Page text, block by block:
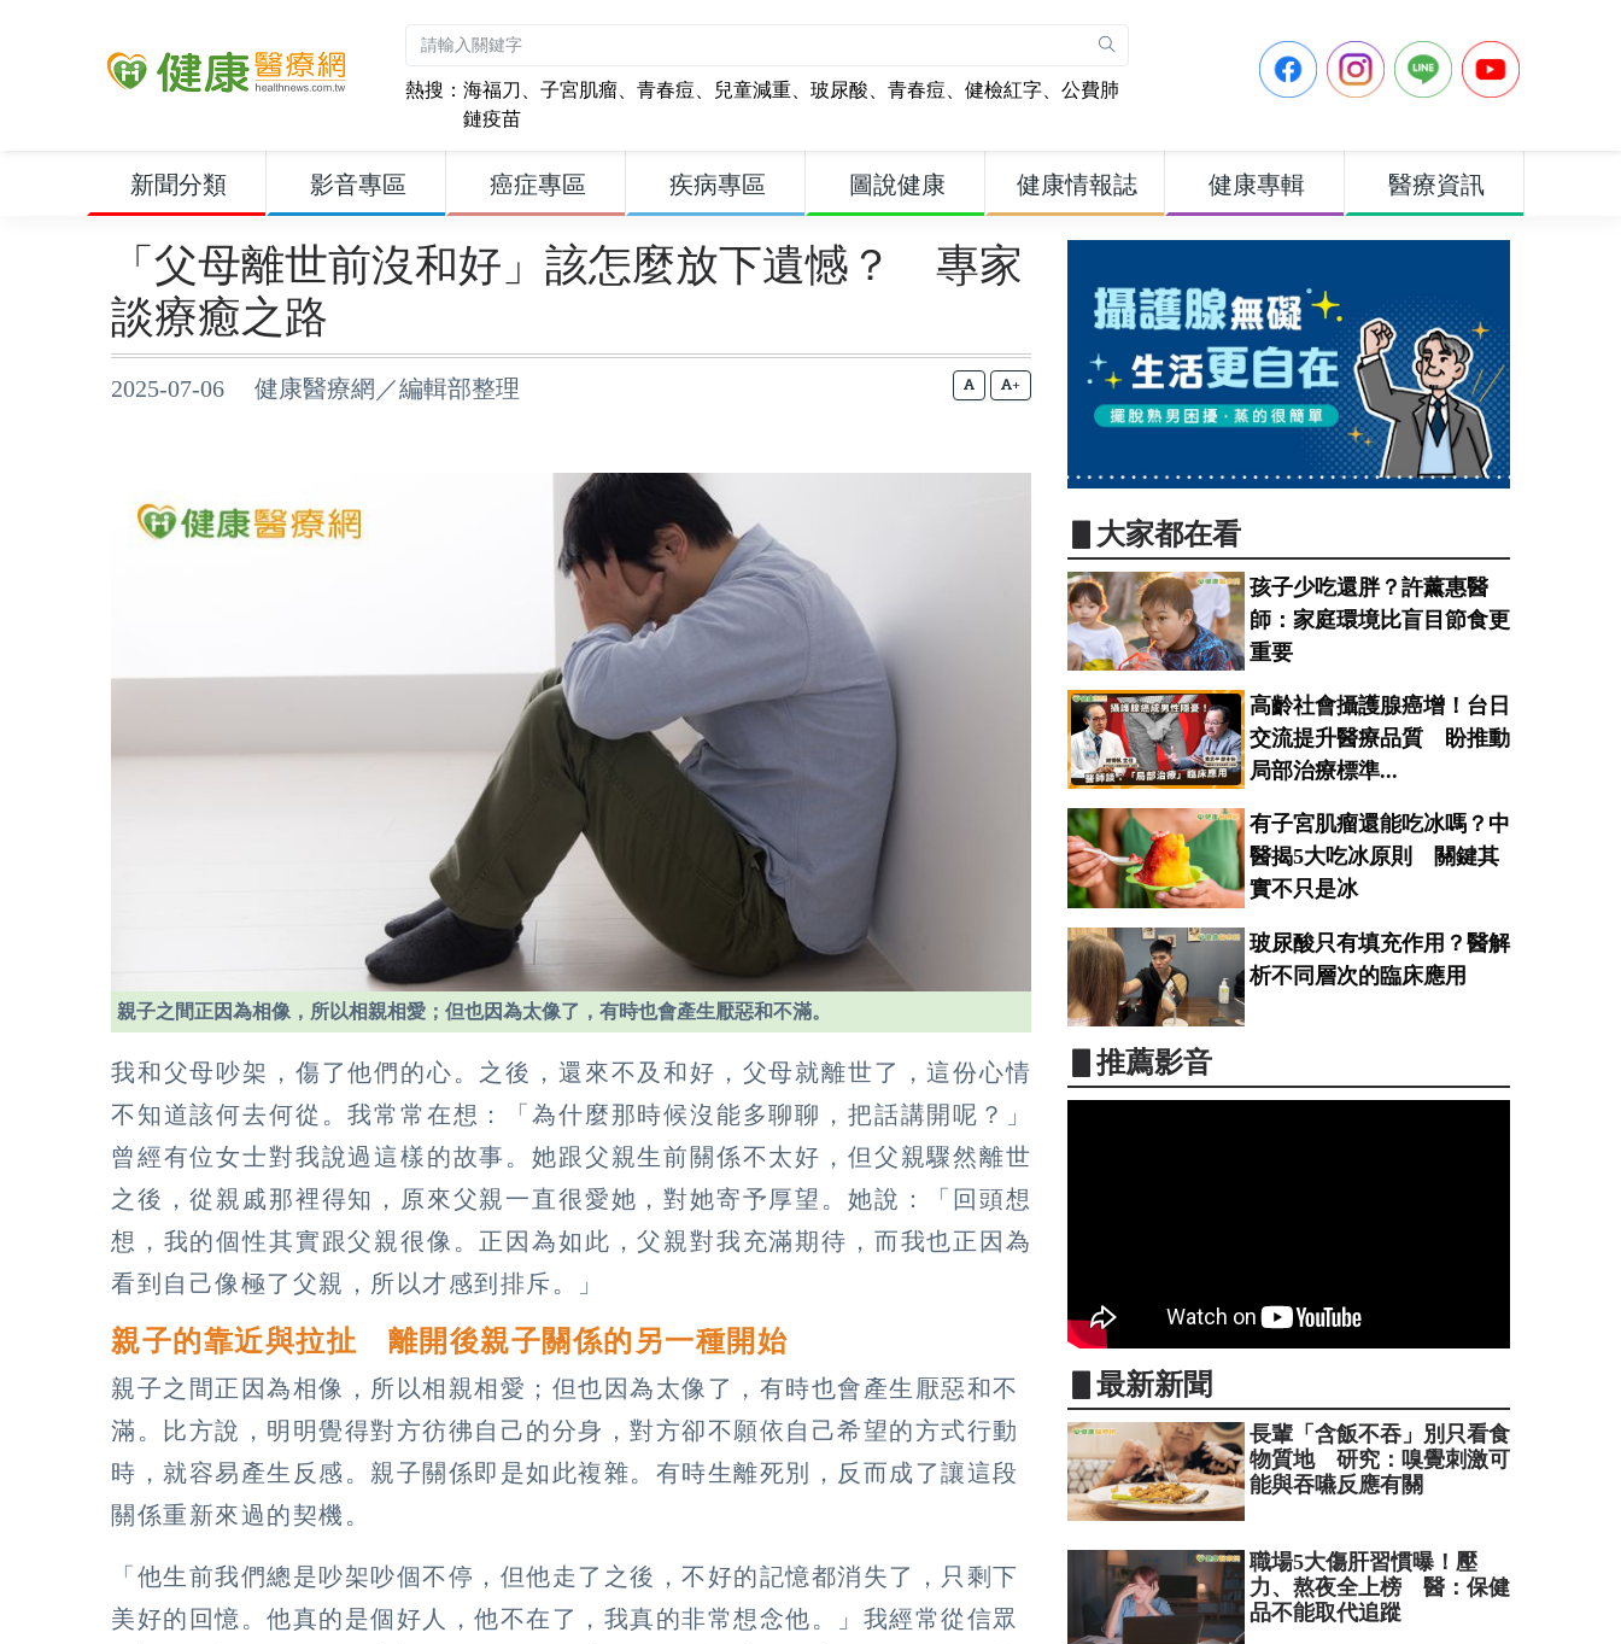
熱搜： 海福刀 、 子宮肌瘤、 青春痘、 兒童減重、 玻尿酸、 青春痘、 健檢紅字、 公費肺
鏈疫苗
新聞分類 影音專區 癌症專區 疾病專區 圖說健康 健康情報誌 健康專輯 醫療資訊
「父母離世前沒和好」該怎麼放下遺憾？ 專家
談療癒之路
2025-07-06 健康醫療網／編輯部整理 +
親子之間正因為相像，所以相親相愛；但也因為太像了，有時也會產生厭惡和不滿。
我和父母吵架，傷了他們的心。之後，還來不及和好，父母就離世了，這份心情
不知道該何去何從。我常常在想：「為什麼那時候沒能多聊聊，把話講開呢？」
曾經有位女士對我說過這樣的故事。她跟父親生前關係不太好，但父親驟然離世
之後，從親戚那裡得知，原來父親一直很愛她，對她寄予厚望。她說：「回頭想
想，我的個性其實跟父親很像。正因為如此，父親對我充滿期待，而我也正因為
看到自己像極了父親，所以才感到排斥。」
親子的靠近與拉扯 離開後親子關係的另一種開始
親子之間正因為相像，所以相親相愛；但也因為太像了，有時也會產生厭惡和不
滿。比方說，明明覺得對方彷彿自己的分身，對方卻不願依自己希望的方式行動
時，就容易產生反感。親子關係即是如此複雜。有時生離死別，反而成了讓這段
關係重新來過的契機。
「他生前我們總是吵架吵個不停，但他走了之後，不好的記憶都消失了，只剩下
美好的回憶。他真的是個好人，他不在了，我真的非常想念他。」我經常從信眾
▋大家都在看
孩子少吃還胖？許薰惠醫
師：家庭環境比盲目節食更
重要
高齡社會攝護腺癌增！台日
交流提升醫療品質 盼推動
局部治療標準...
有子宮肌瘤還能吃冰嗎？中
醫揭5大吃冰原則 關鍵其
實不只是冰
玻尿酸只有填充作用？醫解
析不同層次的臨床應用
▋推薦影音
▋最新新聞
長輩「含飯不吞」別只看食
物質地 研究：嗅覺刺激可
能與吞嚥反應有關
職場5大傷肝習慣曝！壓
力、熬夜全上榜 醫：保健
品不能取代追蹤